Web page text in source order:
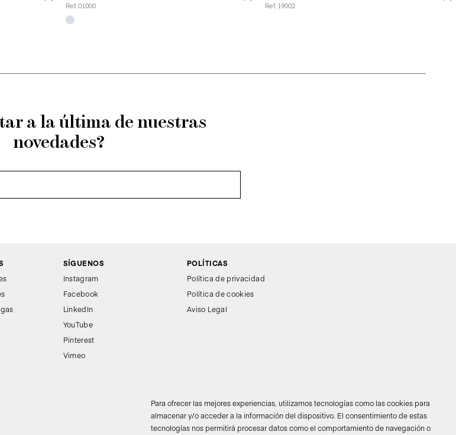
Para ofrecer las mejores experiencias, utilizamos tecnologías como las cookies para
almacenar y/o acceder a la información del dispositivo. El consentimiento de estas
tecnologías nos permitirá procesar datos como el comportamiento de navegación o
Ref. 01000
Ref. 19002
a la última de nuestras
novedades?
SÍGUENOS
Instagram
Facebook
LinkedIn
YouTube
Pinterest
Vimeo
POLÍTICAS
Política de privacidad
Política de cookies
Aviso Legal